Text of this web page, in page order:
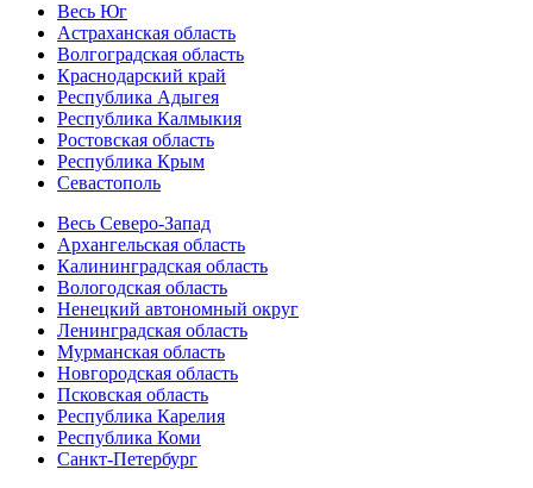
Весь Юг
Астраханская область
Волгоградская область
Краснодарский край
Республика Адыгея
Республика Калмыкия
Ростовская область
Республика Крым
Севастополь
Весь Северо-Запад
Архангельская область
Калининградская область
Вологодская область
Ненецкий автономный округ
Ленинградская область
Мурманская область
Новгородская область
Псковская область
Республика Карелия
Республика Коми
Санкт-Петербург